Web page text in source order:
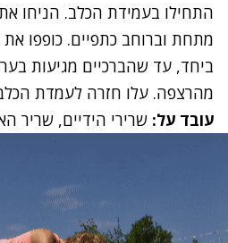
התחילו בעמידת הכלב. הניחו את
מתחת וברוחב כתפיים. כופפו את
מהרצפה. עלו חזרה לעמדת
עובד על: שרירי הידיים, שריר